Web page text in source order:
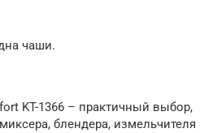
чаши.
KT-1366 – практичный выбор,
блендера, измельчителя